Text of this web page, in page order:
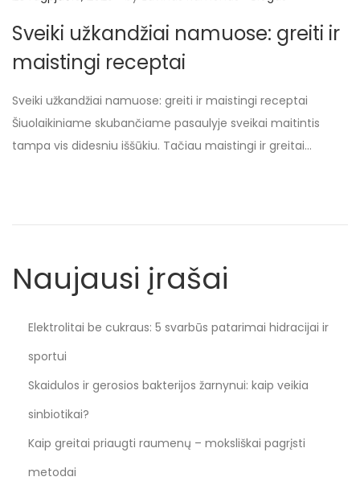
s
t
d
o
n
s
d
i
n
Sveiki užkandžiai namuose: greiti ir
maistingi receptai
Sveiki užkandžiai namuose: greiti ir maistingi receptai
Šiuolaikiniame skubančiame pasaulyje sveikai maitintis
tampa vis didesniu iššūkiu. Tačiau maistingi ir greitai…
Naujausi įrašai
Elektrolitai be cukraus: 5 svarbūs patarimai hidracijai ir
sportui
Skaidulos ir gerosios bakterijos žarnynui: kaip veikia
sinbiotikai?
Kaip greitai priaugti raumenų – moksliškai pagrįsti
metodai